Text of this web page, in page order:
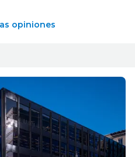
opiniones